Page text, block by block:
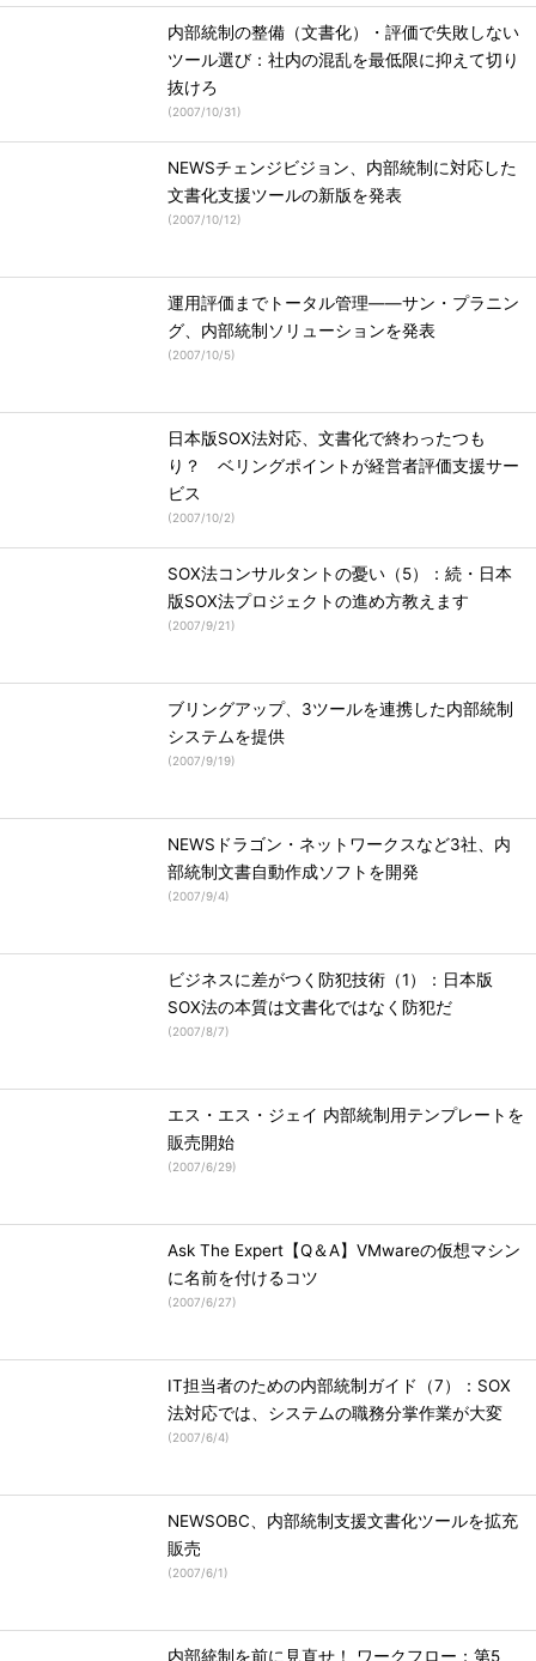
内部統制の整備（文書化）・評価で失敗しない
ツール選び：社内の混乱を最低限に抑えて切り
抜けろ
(2007/10/31)
NEWSチェンジビジョン、内部統制に対応した
文書化支援ツールの新版を発表
(2007/10/12)
運用評価までトータル管理――サン・プラニン
グ、内部統制ソリューションを発表
(2007/10/5)
日本版SOX法対応、文書化で終わったつも
り？ ベリングポイントが経営者評価支援サー
ビス
(2007/10/2)
SOX法コンサルタントの憂い（5）：続・日本
版SOX法プロジェクトの進め方教えます
(2007/9/21)
ブリングアップ、3ツールを連携した内部統制
システムを提供
(2007/9/19)
NEWSドラゴン・ネットワークスなど3社、内
部統制文書自動作成ソフトを開発
(2007/9/4)
ビジネスに差がつく防犯技術（1）：日本版
SOX法の本質は文書化ではなく防犯だ
(2007/8/7)
エス・エス・ジェイ 内部統制用テンプレートを
販売開始
(2007/6/29)
Ask The Expert【Q＆A】VMwareの仮想マシン
に名前を付けるコツ
(2007/6/27)
IT担当者のための内部統制ガイド（7）：SOX
法対応では、システムの職務分掌作業が大変
(2007/6/4)
NEWSOBC、内部統制支援文書化ツールを拡充
販売
(2007/6/1)
内部統制を前に見直せ！ ワークフロー：第5